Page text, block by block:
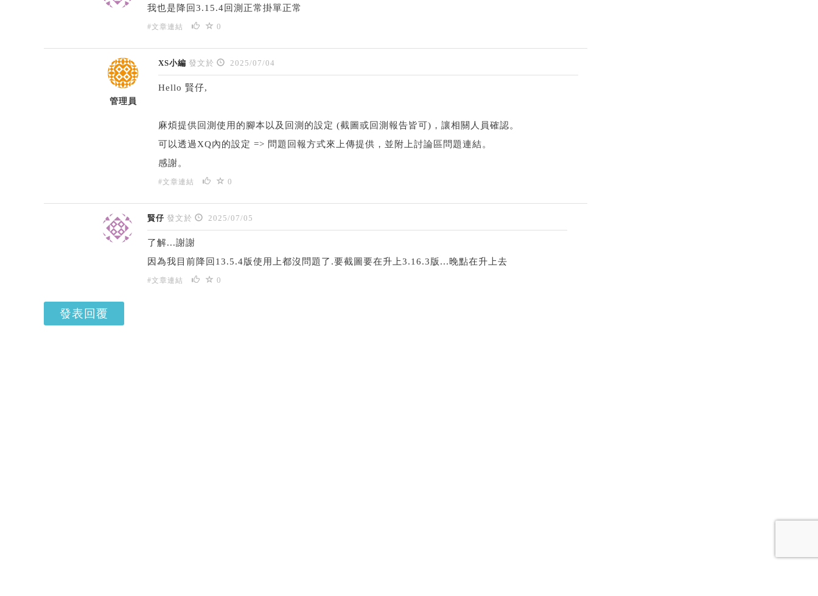
我也是降回3.15.4回測正常掛單正常
#文章連結 0
管理員
XS小編 發文於 2025/07/04
Hello 賢仔,
麻煩提供回測使用的腳本以及回測的設定 (截圖或回測報告皆可)，讓相關人員確認。
可以透過XQ內的設定 => 問題回報方式來上傳提供，並附上討論區問題連結。
感謝。
#文章連結 0
賢仔 發文於 2025/07/05
了解...謝謝
因為我目前降回13.5.4版使用上都沒問題了.要截圖要在升上3.16.3版...晚點在升上去
#文章連結 0
發表回覆